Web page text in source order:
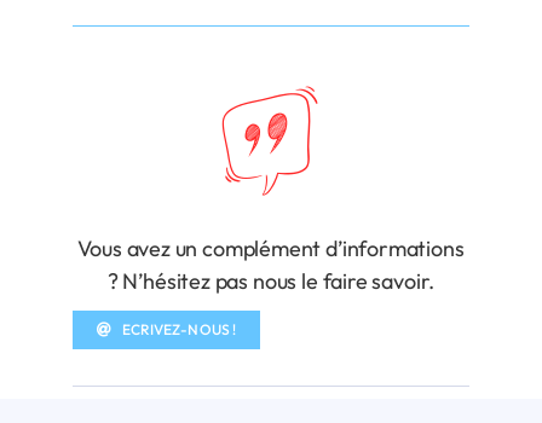
Vous avez un complément d’informations
? N’hésitez pas nous le faire savoir.
ECRIVEZ-NOUS !